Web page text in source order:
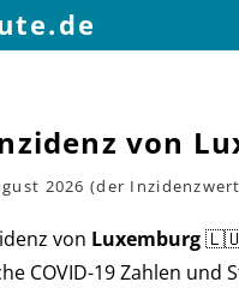
von
2026
von Luxemburg🇱🇺
COVID-19 Zah­len